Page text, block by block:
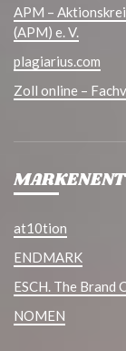
APM –
(APM) e. V.
plagiarius.com
Zoll online –
at10tion
ENDMARK
ESCH. The Brand
NOMEN